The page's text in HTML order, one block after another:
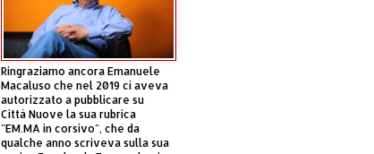
Ringraziamo ancora Emanuele
Macaluso che nel 2019 ci aveva
autorizzato a pubblicare su
Città Nuove la sua rubrica
"EM.MA in corsivo", che da
qualche anno scriveva sulla sua